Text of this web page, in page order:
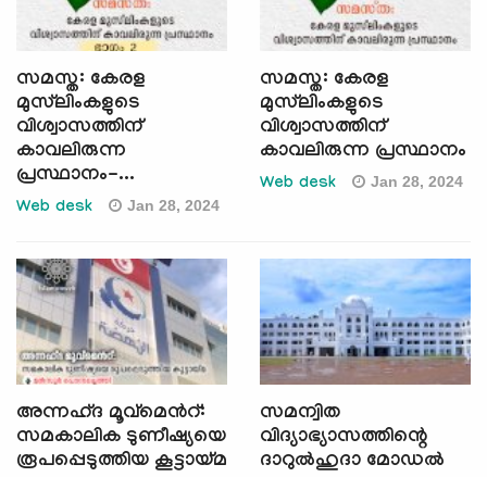
സമസ്ത: കേരള
മുസ്‍ലിംകളുടെ
വിശ്വാസത്തിന്
കാവലിരുന്ന
പ്രസ്ഥാനം-...
Web desk Jan 28, 2024
സമസ്ത: കേരള
മുസ്‍ലിംകളുടെ
വിശ്വാസത്തിന്
കാവലിരുന്ന പ്രസ്ഥാനം
Web desk Jan 28, 2024
അന്നഹ്ദ മൂവ്മെന്‍റ്:
സമകാലിക ടുണീഷ്യയെ
രൂപപ്പെടുത്തിയ കൂട്ടായ്മ
സമന്വിത
വിദ്യാഭ്യാസത്തിന്റെ
ദാറുല്‍ഹുദാ മോഡല്‍